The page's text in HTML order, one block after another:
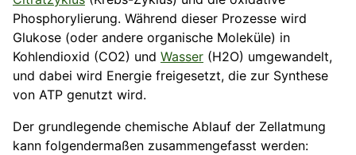
Phosphorylierung. Während dieser Prozesse wird
Glukose (oder andere organische Moleküle) in
Kohlendioxid (CO2) und Wasser (H2O) umgewandelt,
und dabei wird Energie freigesetzt, die zur Synthese
von ATP genutzt wird.
Der grundlegende chemische Ablauf der Zellatmung
kann folgendermaßen zusammengefasst werden: